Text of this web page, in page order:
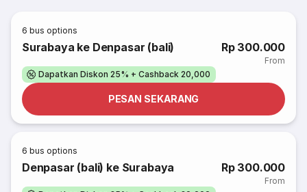
6 bus options
Surabaya ke Denpasar (bali) Rp 300.000
From
Dapatkan Diskon 25% + Cashback 20,000
PESAN SEKARANG
6 bus options
Denpasar (bali) ke Surabaya Rp 300.000
From